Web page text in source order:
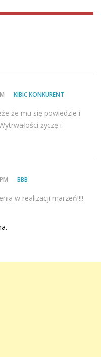
KIBIC KONKURENT
że mu się powiedzie i
życzę i
BBB
w realizacji marzeń!!!!